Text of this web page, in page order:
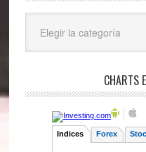
CHARTS